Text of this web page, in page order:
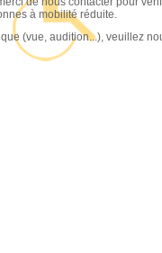
à mobilité réduite.
(vue, audition...), veuillez